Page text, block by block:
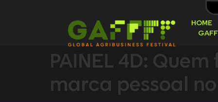
HOME
PAINEL 4D:
marca pessoal